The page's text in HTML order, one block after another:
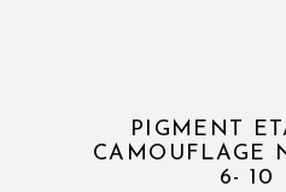
PIGMENT
CAMOUFLAGE
6- 10